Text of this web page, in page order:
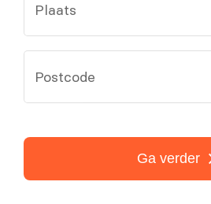
Plaats
Postcode
Ga verder